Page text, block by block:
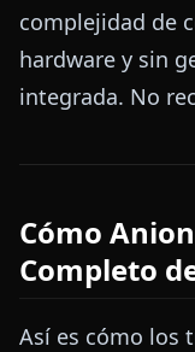
complejidad de
hardware y sin
integrada. No
Cómo
Completo
Así es cómo los